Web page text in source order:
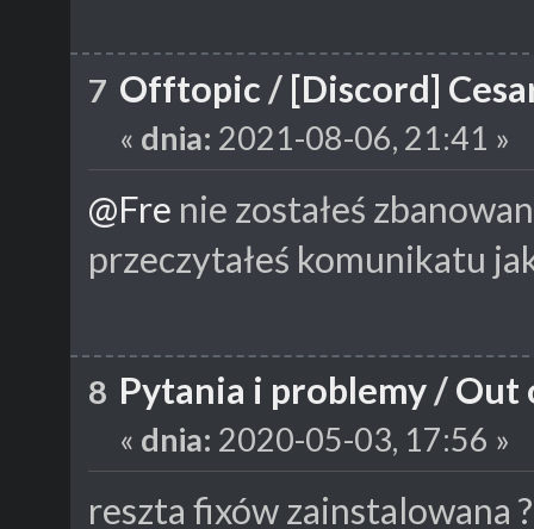
7 Offtopic / [Discord]
« dnia: 2021-08-06, 21:41 »
@Fre nie zostałeś
przeczytałeś komunikatu
8 Pytania i problemy/Out
« dnia: 2020-05-03, 17:56 »
reszta fixów zainstalowana